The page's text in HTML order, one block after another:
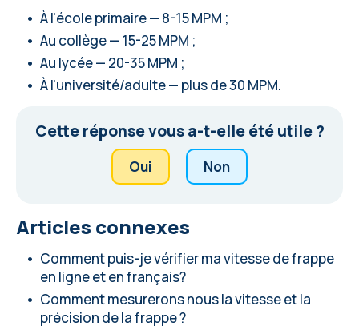
À l'école primaire — 8-15 MPM ;
Au collège — 15-25 MPM ;
Au lycée — 20-35 MPM ;
À l'université/adulte — plus de 30 MPM.
Cette réponse vous a-t-elle été utile ?
Oui Non
Articles connexes
Comment puis-je vérifier ma vitesse de frappe
en ligne et en français?
Comment mesurerons nous la vitesse et la
précision de la frappe ?